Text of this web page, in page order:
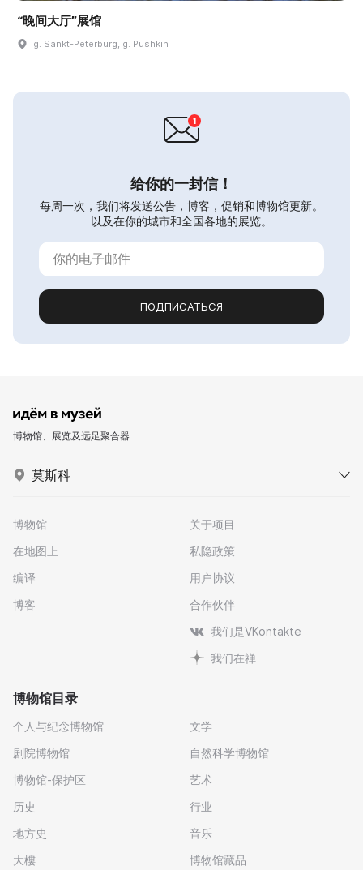
“晚间大厅”展馆
g. Sankt-Peterburg, g. Pushkin
给你的一封信！
每周一次，我们将发送公告，博客，促销和博物馆更新。
以及在你的城市和全国各地的展览。
ПОДПИСАТЬСЯ
博物馆、展览及远足聚合器
莫斯科
博物馆
在地图上
编译
博客
关于项目
私隐政策
用户协议
合作伙伴
我们是VKontakte
我们在禅
博物馆目录
个人与纪念博物馆
剧院博物馆
博物馆-保护区
历史
地方史
大樓
文学
自然科学博物馆
艺术
行业
音乐
博物馆藏品